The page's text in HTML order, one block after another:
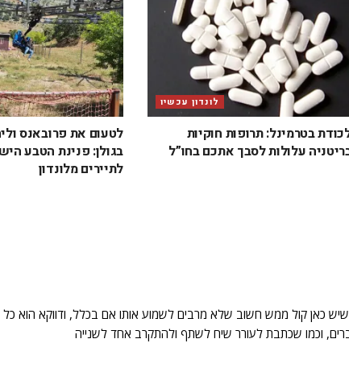
לונדון עכשיו
בטרמינל: תרופות חוקיות
עלולות לסבך אתכם בחו”ל
לטעום את פרובאנס
בגולן: פנינת הטבע
לתיירים מלונדון
כאן קול ממש חשוב שלא מרבים לשמוע אותו אם בכלל, ודווקא הוא
וכמו שכתבת לעורר שיח לשתף ולהתקרב אחד לשנייה